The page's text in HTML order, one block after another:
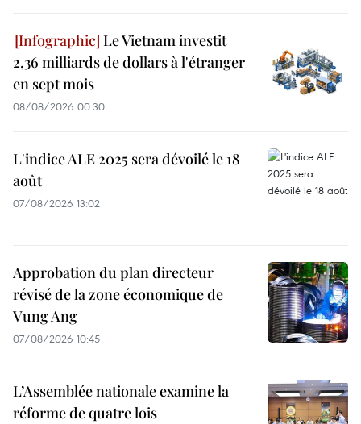
Le Vietnam investit
2,36 milliards de dollars à l'étranger
en sept mois
08/08/2026 00:30
L'indice ALE 2025 sera dévoilé le 18
août
07/08/2026 13:02
Approbation du plan directeur
révisé de la zone économique de
Vung Ang
07/08/2026 10:45
L’Assemblée nationale examine la
réforme de quatre lois